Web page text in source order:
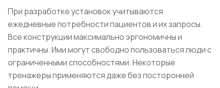
При разработке установок учитываются
ежедневные потребности пациентов и их запросы.
Все конструкции максимально эргономичны и
практичны. Ими могут свободно пользоваться люди с
ограниченными способностями. Некоторые
тренажеры применяются даже без посторонней